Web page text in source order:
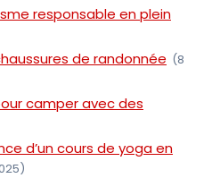
responsable en plein
de randonnée (8
camper avec des
d’un cours de yoga en